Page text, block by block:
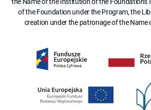
of the Foundation under the Program, the
creation under the patronage of the Name